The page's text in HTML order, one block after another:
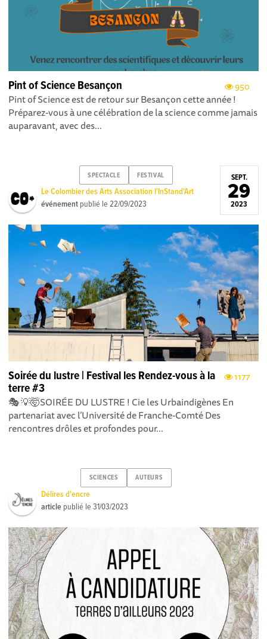
950
Pint of Science Besançon
Pint of Science est de retour sur Besançon cette année !
Préparez-vous à une célébration de la science comme jamais
auparavant, avec des...
SPECTACLE FESTIVAL
Le Colombier des Arts Association l'InStand'Art
événement publié le22/09/2023
SEPT.
29
2023
1177
Soirée du lustre | Festival les Rendez-vous à la
terre #3
🎭 💡🤯SOIRÉE DU LUSTRE ! Cie les Urbaindigènes En
partenariat avec l’Université de Franche-Comté Des
rencontres drôles et profondes pour...
SCIENCES AUTEURS
Délires d'encre
article publié le31/03/2023